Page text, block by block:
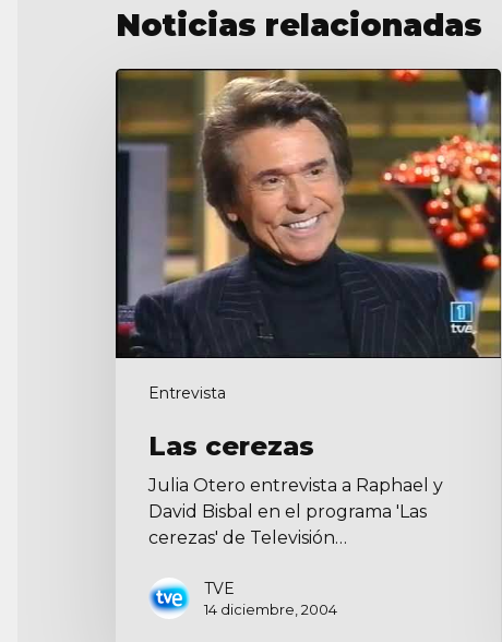
Noticias relacionadas
Entrevista
Las
cerezas
Las cerezas
Julia Otero entrevista a Raphael y
David Bisbal en el programa 'Las
cerezas' de Televisión…
TVE
14 diciembre, 2004